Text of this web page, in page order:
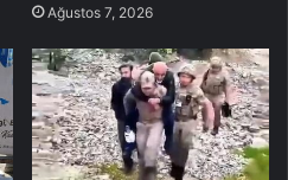
Ağustos 7, 2026